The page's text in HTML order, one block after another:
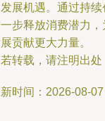
展机遇。通过持
步释放消费潜力
贡献更大力量。
转载，请注明出处
时间：2026-08-